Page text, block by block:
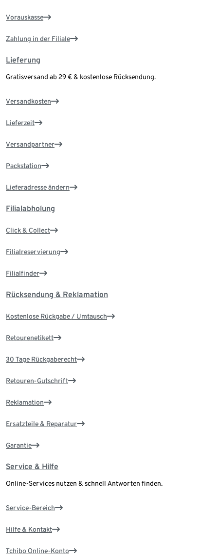
Vorauskasse
Zahlung in der Filiale
Lieferung
Gratisversand ab 29 € & kostenlose Rücksendung.
Versandkosten
Lieferzeit
Versandpartner
Packstation
Lieferadresse ändern
Filialabholung
Click & Collect
Filialreservierung
Filialfinder
Rücksendung & Reklamation
Kostenlose Rückgabe / Umtausch
Retourenetikett
30 Tage Rückgaberecht
Retouren-Gutschrift
Reklamation
Ersatzteile & Reparatur
Garantie
Service & Hilfe
Online-Services nutzen & schnell Antworten finden.
Service-Bereich
Hilfe & Kontakt
Tchibo Online-Konto